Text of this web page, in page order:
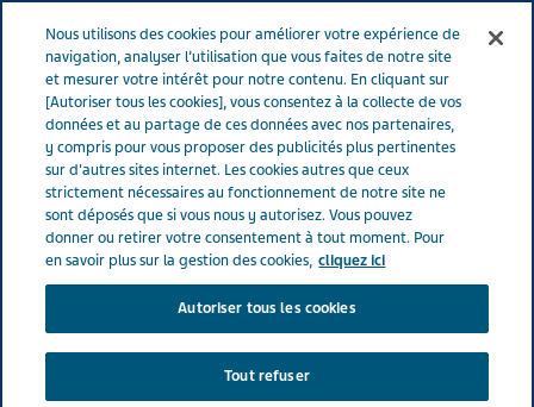
Menu
Nous utilisons des cookies pour améliorer votre expérience de
navigation, analyser l’utilisation que vous faites de notre site
et mesurer votre intérêt pour notre contenu. En cliquant sur
[Autoriser tous les cookies], vous consentez à la collecte de vos
données et au partage de ces données avec nos partenaires,
y compris pour vous proposer des publicités plus pertinentes
sur d'autres sites internet. Les cookies autres que ceux
strictement nécessaires au fonctionnement de notre site ne
sont déposés que si vous nous y autorisez. Vous pouvez
donner ou retirer votre consentement à tout moment. Pour
en savoir plus sur la gestion des cookies, cliquez ici
Autoriser tous les cookies
Tout refuser